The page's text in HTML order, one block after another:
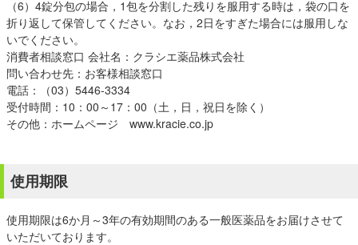
（6）4錠分包の場合，1包を分割した残りを服用する時は，袋の口を
折り返して保管してください。なお，2日をすぎた場合には服用しな
いでください。
消費者相談窓口 会社名：クラシエ薬品株式会社
問い合わせ先：お客様相談窓口
電話：（03）5446-3334
受付時間：10：00～17：00（土，日，祝日を除く）
その他：ホームページ www.kracie.co.jp
使用期限
使用期限は6か月～3年の有効期間のある一般医薬品をお届けさせて
いただいております。